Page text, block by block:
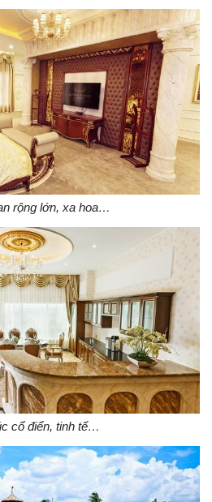
rộng lớn, xa hoa…
cổ điển, tinh tế…